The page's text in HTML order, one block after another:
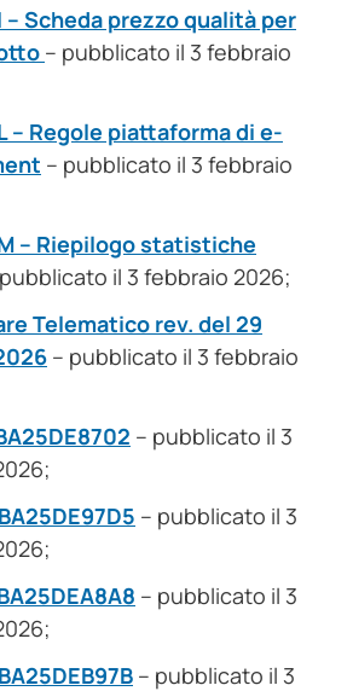
Scheda prezzo qualità per
– pubblicato il 3 febbraio
– Regole piattaforma di e-
– pubblicato il 3 febbraio
– Riepilogo statistiche
il 3 febbraio 2026;
Telematico rev. del 29
– pubblicato il 3 febbraio
– pubblicato il 3
– pubblicato il 3
– pubblicato il 3
– pubblicato il 3